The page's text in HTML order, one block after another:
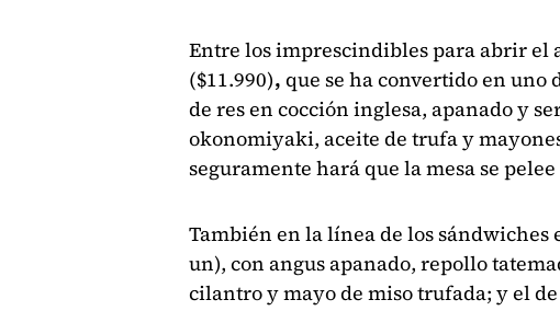
Entre los imprescindibles para abrir el
($11.990), que se ha convertido en uno
de res en cocción inglesa, apanado y
okonomiyaki, aceite de trufa y
seguramente hará que la mesa se
También en la línea de los sándwiches
un), con angus apanado, repollo
cilantro y mayo de miso trufada; y el de